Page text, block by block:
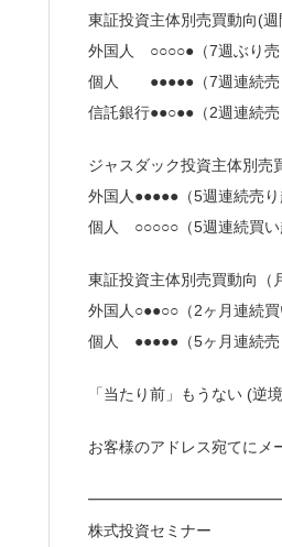
東証投資主体別売買動向(
外国人 ○○○○●（7週ぶり売
個人 ●●●●●（7週連続売
信託銀行●●○●●（2週連続
ジャスダック投資主体別売
外国人●●●●●（5週連続売り
個人 ○○○○○（5週連続買い
東証投資主体別売買動向（
外国人○●●○○（2ヶ月連続買
個人 ●●●●●（5ヶ月連続売
「当たり前」もうない (逆
お客様のアドレス宛てにメ
株式投資セミナー